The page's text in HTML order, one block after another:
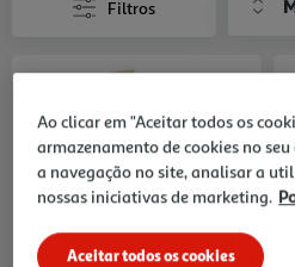
Filtros
Thank You Com Envelope
Modelos Sortidos
1.29 €/un
Ao clicar em "Aceitar todos os
armazenamento de cookies no
a navegação no site, analisar a
nossas iniciativas de marketing.
Aceitar todos os cookies